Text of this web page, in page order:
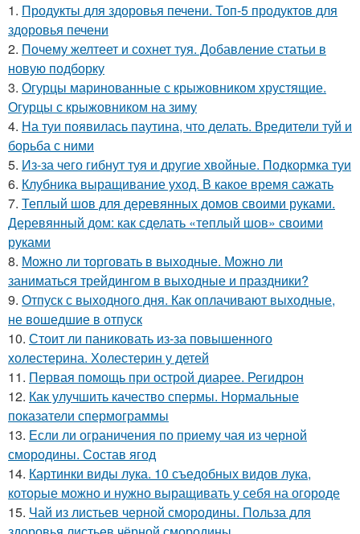
1. Продукты для здоровья печени. Топ-5 продуктов для
здоровья печени
2. Почему желтеет и сохнет туя. Добавление статьи в
новую подборку
3. Огурцы маринованные с крыжовником хрустящие.
Огурцы с крыжовником на зиму
4. На туи появилась паутина, что делать. Вредители туй и
борьба с ними
5. Из-за чего гибнут туя и другие хвойные. Подкормка туи
6. Клубника выращивание уход. В какое время сажать
7. Теплый шов для деревянных домов своими руками.
Деревянный дом: как сделать «теплый шов» своими
руками
8. Можно ли торговать в выходные. Можно ли
заниматься трейдингом в выходные и праздники?
9. Отпуск с выходного дня. Как оплачивают выходные,
не вошедшие в отпуск
10. Стоит ли паниковать из-за повышенного
холестерина. Холестерин у детей
11. Первая помощь при острой диарее. Регидрон
12. Как улучшить качество спермы. Нормальные
показатели спермограммы
13. Если ли ограничения по приему чая из черной
смородины. Состав ягод
14. Картинки виды лука. 10 съедобных видов лука,
которые можно и нужно выращивать у себя на огороде
15. Чай из листьев черной смородины. Польза для